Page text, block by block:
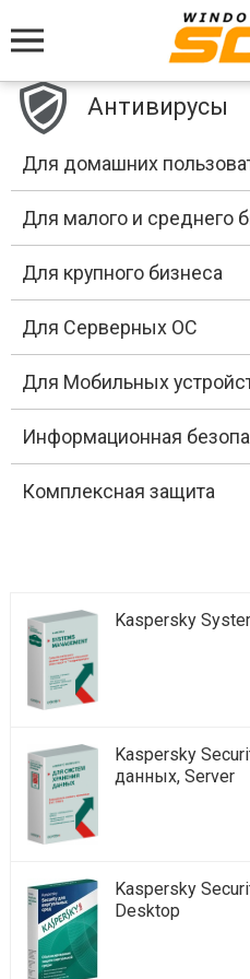
Меню
Антивирусы
Для домашних
Для малого и среднего
Для крупного бизнеса
Для Серверных ОС
Для Мобильных
Информационная
Комплексная защита
Kaspersky
Kaspersky
данных, Server
Kaspersky
Desktop